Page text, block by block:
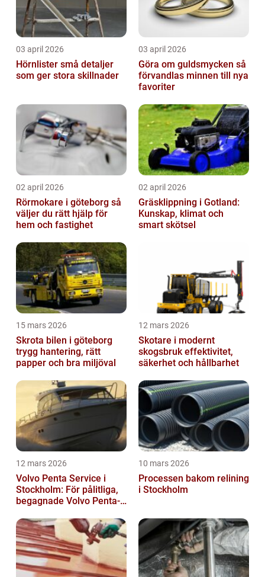
03 april 2026
Hörnlister små detaljer
som ger stora skillnader
03 april 2026
Göra om guldsmycken så
förvandlas minnen till nya
favoriter
02 april 2026
Rörmokare i göteborg så
väljer du rätt hjälp för
hem och fastighet
02 april 2026
Gräsklippning i Gotland:
Kunskap, klimat och
smart skötsel
15 mars 2026
Skrota bilen i göteborg
trygg hantering, rätt
papper och bra miljöval
12 mars 2026
Skotare i modernt
skogsbruk effektivitet,
säkerhet och hållbarhet
12 mars 2026
Volvo Penta Service i
Stockholm: För pålitliga,
begagnade Volvo Penta-
10 mars 2026
Processen bakom relining
i Stockholm